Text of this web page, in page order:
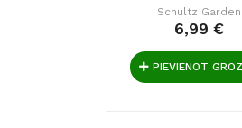
BLOOM FOOD...
Schultz Garden
6,99 €
PIEVIENOT